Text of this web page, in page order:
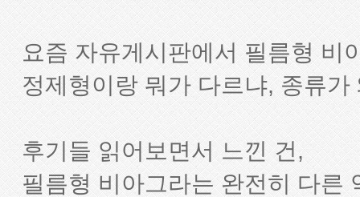
요즘 자유게시판에서 필름형 비
정제형이랑 뭐가 다르냐, 종류
후기들 읽어보면서 느낀 건,
필름형 비아그라는 완전히 다른